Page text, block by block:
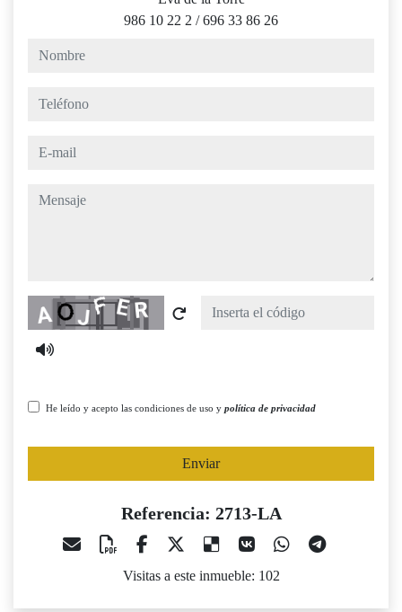
986 10 22 2 /696 33 86 26
nombre
teléfono
e-mail
mensaje
Captcha
He leído y acepto las condiciones de uso y política de privacidad
Enviar
Referencia: 2713-LA
Visitas a este inmueble: 102